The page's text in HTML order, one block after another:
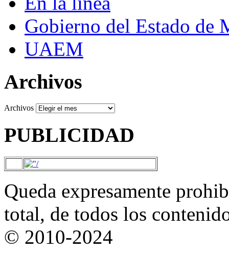
Gobierno del Estado de
UAEM
Archivos
Archivos
PUBLICIDAD
Queda expresamente
total, de todos los
© 2010-2024